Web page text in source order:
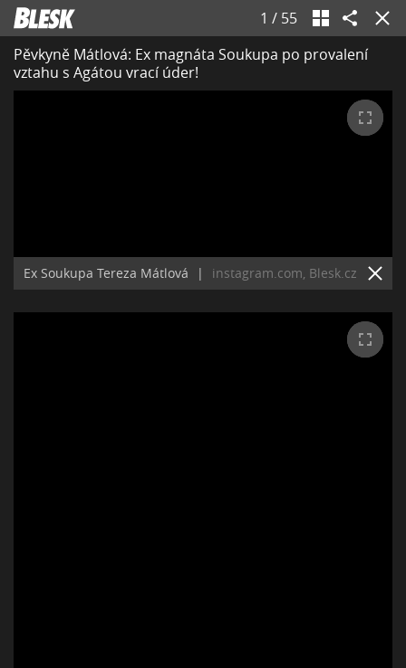
1 / 55
Pěvkyně Mátlová: Ex magnáta Soukupa po provalení
vztahu s Agátou vrací úder!
Ex Soukupa Tereza Mátlová | instagram.com, Blesk.cz